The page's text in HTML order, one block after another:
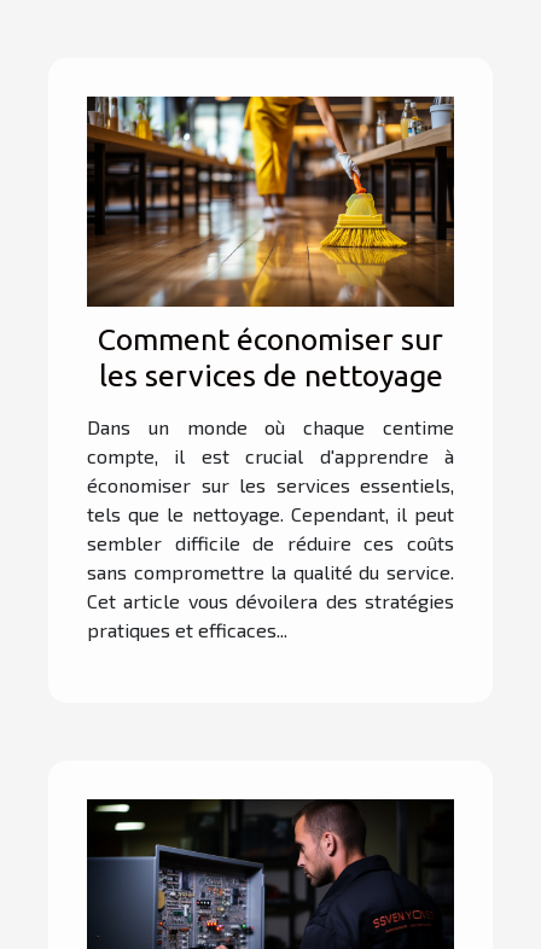
Comment économiser sur
les services de nettoyage
Dans un monde où chaque centime
compte, il est crucial d'apprendre à
économiser sur les services essentiels,
tels que le nettoyage. Cependant, il peut
sembler difficile de réduire ces coûts
sans compromettre la qualité du service.
Cet article vous dévoilera des stratégies
pratiques et efficaces...